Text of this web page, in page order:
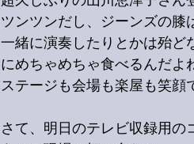
ツンツンだし、ジーンズの膝
一緒に演奏したりとかは殆ど
にめちゃめちゃ食べるんだよ
ステージも会場も楽屋も笑顔
さて、明日のテレビ収録用の